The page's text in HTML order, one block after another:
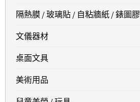
隔熱膜 / 玻璃貼 / 自粘牆紙 / 錶圖膠
文儀器材
桌面文具
美術用品